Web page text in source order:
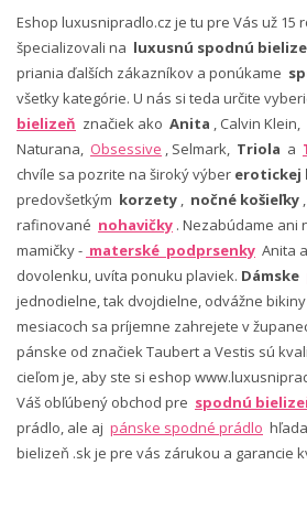
Eshop luxusnipradlo.cz je tu pre Vás už 15
špecializovali na luxusnú spodnú
priania ďalších zákazníkov a ponúkame
všetky kategórie. U nás si teda určite
bielizeň značiek ako Anita , Calvin Klein,
Naturana, Obsessive , Selmark, Triola a
chvíle sa pozrite na široký výber erotickej
predovšetkým korzety , nočné košieľky ,
rafinované nohavičky . Nezabúdame ani
mamičky - materské podprsenky Anita
dovolenku, uvíta ponuku plaviek. Dámske
jednodielne, tak dvojdielne, odvážne
mesiacoch sa príjemne zahrejete v
pánske od značiek Taubert a Vestis sú
cieľom je, aby ste si eshop
Váš obľúbený obchod pre spodnú
prádlo, ale aj pánske spodné prádlo
bielizeň .sk je pre vás zárukou a garancie